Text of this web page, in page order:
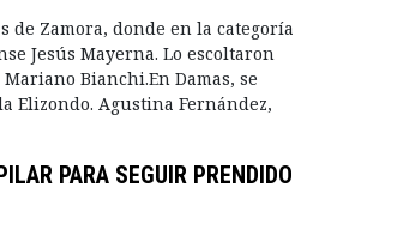
de Zamora, donde en la categoría
Jesús Mayerna. Lo escoltaron
Bianchi.En Damas, se
Elizondo. Agustina Fernández,
PARA SEGUIR PRENDIDO